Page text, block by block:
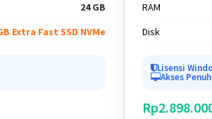
24 GB
Extra Fast SSD NVMe
RAM
Disk
Lisensi
Akses Penuh